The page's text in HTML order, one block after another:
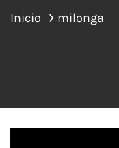
Inicio milonga